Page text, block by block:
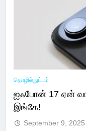
தொழில்நுட்பம்
ஐஃபோன் 17 ஏன்
இங்கே!
September 9, 2025